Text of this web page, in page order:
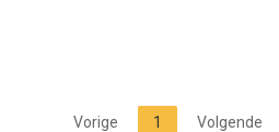
Vorige 1 Volgende